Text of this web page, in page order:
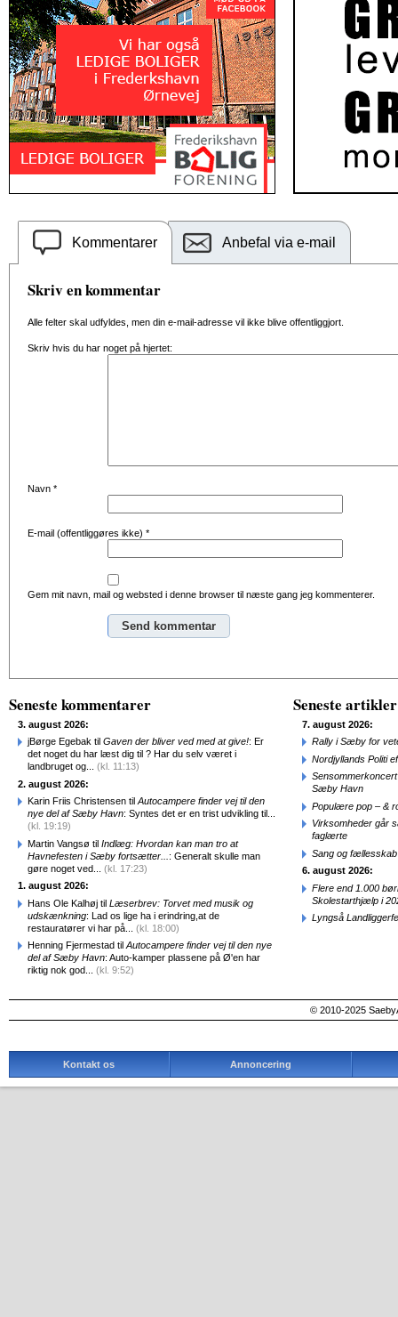
Kommentarer Anbefal via e-mail
Skriv en kommentar
Alle felter skal udfyldes, men din e-mail-adresse vil ikke blive offentliggjort.
Skriv hvis du har noget på hjertet:
Navn *
E-mail (offentliggøres ikke) *
Gem mit navn, mail og websted i denne browser til næste gang jeg kommenterer.
Seneste kommentarer
3. august 2026:
jBørge Egebak til Gaven der bliver ved med at give!: Er
det noget du har læst dig til ? Har du selv været i
landbruget og... (kl. 11:13)
2. august 2026:
Karin Friis Christensen til Autocampere finder vej til den
nye del af Sæby Havn: Syntes det er en trist udvikling til...
(kl. 19:19)
Martin Vangsø til Indlæg: Hvordan kan man tro at
Havnefesten i Sæby fortsætter... : Generalt skulle man
gøre noget ved... (kl. 17:23)
1. august 2026:
Hans Ole Kalhøj til Læserbrev: Torvet med musik og
udskænkning: Lad os lige ha i erindring,at de
restauratører vi har på... (kl. 18:00)
Henning Fjermestad til Autocampere finder vej til den nye
del af Sæby Havn: Auto-kamper plassene på Ø'en har
riktig nok god... (kl. 9:52)
Seneste artikler
7. august 2026:
Rally i Sæby for
Nordjyllands Politi
Sæby Havn
Populære pop – &
Virksomheder går
faglærte
Sang og
6. august 2026:
Flere end 1.000
Skolestarthjælp i
Lyngså
© 2010-2025
Kontakt os Annoncering